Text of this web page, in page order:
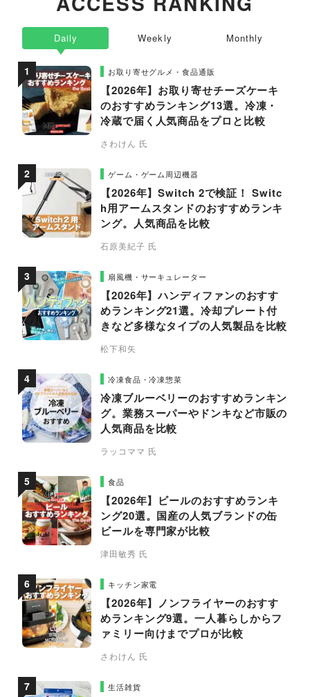
Daily
お取り寄せグルメ・食品通販
【2026年】お取り寄せチーズケーキ
のおすすめランキング13選。冷凍・
冷蔵で届く人気商品をプロと比較
さわけん 氏
ゲーム・ゲーム周辺機器
【2026年】Switch 2で検証！ Switc
h用アームスタンドのおすすめランキ
ング。人気商品を比較
石原美紀子 氏
扇風機・サーキュレーター
【2026年】ハンディファンのおすす
めランキング21選。冷却プレート付
きなど多様なタイプの人気製品を比較
松下和矢
冷凍食品・冷凍惣菜
冷凍ブルーベリーのおすすめランキン
グ。業務スーパーやドンキなど市販の
人気商品を比較
ラッコママ 氏
食品
【2026年】ビールのおすすめランキ
ング20選。国産の人気ブランドの缶
ビールを専門家が比較
津田敏秀 氏
キッチン家電
【2026年】ノンフライヤーのおすす
めランキング9選。一人暮らしからフ
ァミリー向けまでプロが比較
さわけん 氏
生活雑貨
Weekly Monthly